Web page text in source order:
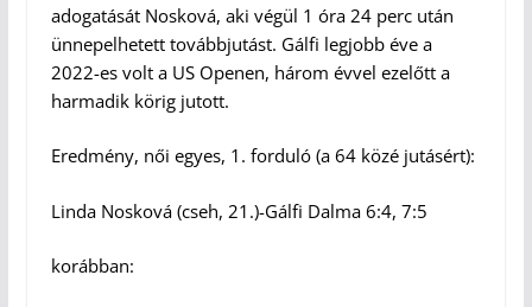
adogatását Nosková, aki végül 1 óra 24 perc után
ünnepelhetett továbbjutást. Gálfi legjobb éve a
2022-es volt a US Openen, három évvel ezelőtt a
harmadik körig jutott.
Eredmény, női egyes, 1. forduló (a 64 közé jutásért):
Linda Nosková (cseh, 21.)-Gálfi Dalma 6:4, 7:5
korábban: